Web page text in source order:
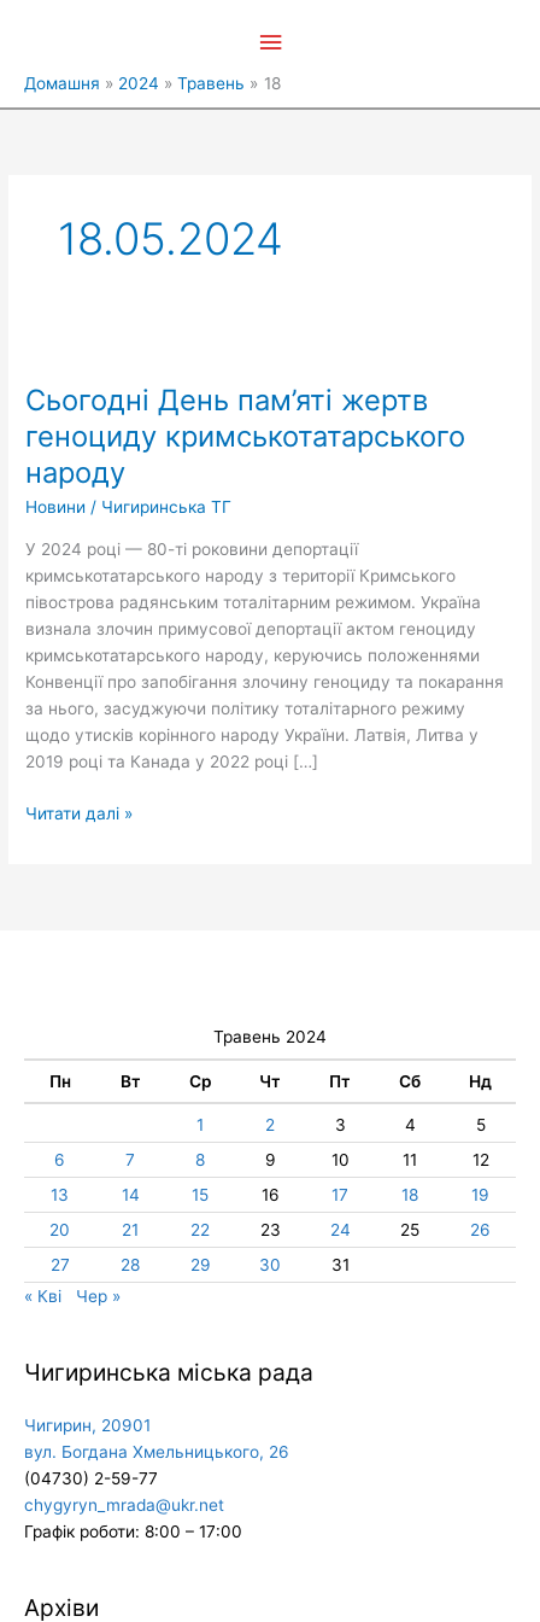
меню
Домашня 2024 Травень 18
18.05.2024
Сьогодні День пам’яті жертв
геноциду кримськотатарського
народу
Новини / Чигиринська ТГ
У 2024 році — 80-ті роковини депортації
кримськотатарського народу з території Кримського
півострова радянським тоталітарним режимом. Україна
визнала злочин примусової депортації актом геноциду
кримськотатарського народу, керуючись положеннями
Конвенції про запобігання злочину геноциду та покарання
за нього, засуджуючи політику тоталітарного режиму
щодо утисків корінного народу України. Латвія, Литва у
2019 році та Канада у 2022 році […]
пам’яті
геноциду
кримськотатарського
народу
Читати далі »
Травень 2024
Пн Вт Ср Чт Пт Сб Нд
1 2 3 4
5
6
7 8 9 10 11
12
13
14 15 16 17 18
19
20
21 22 23 24 25
26
27
28 29 30
31
« Кві
Чер »
Чигиринська міська рада
Чигирин, 20901
вул. Богдана Хмельницького, 26
(04730) 2-59-77
chygyryn_mrada@ukr.net
Графік роботи: 8:00 – 17:00
Архіви
Архіви